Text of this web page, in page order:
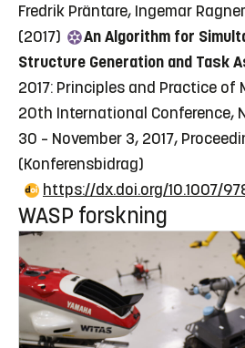
Fredrik Präntare, Ingemar
(2017)
An Algorithm for
Structure Generation and Task
2017: Principles and Practice
20th International Conference,
30 – November 3, 2017,
(Konferensbidrag)
https://dx.doi.org/10.1007/
WASP forskning